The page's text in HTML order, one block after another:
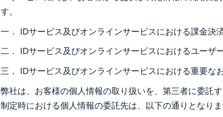
す。
一． IDサービス及びオンラインサービスにおける課金決
二． IDサービス及びオンラインサービスにおけるユーザ
三． IDサービス及びオンラインサービスにおける重要な
弊社は、お客様の個人情報の取り扱いを、第三者に委託
制定時における個人情報の委託先は、以下の通りとなりま